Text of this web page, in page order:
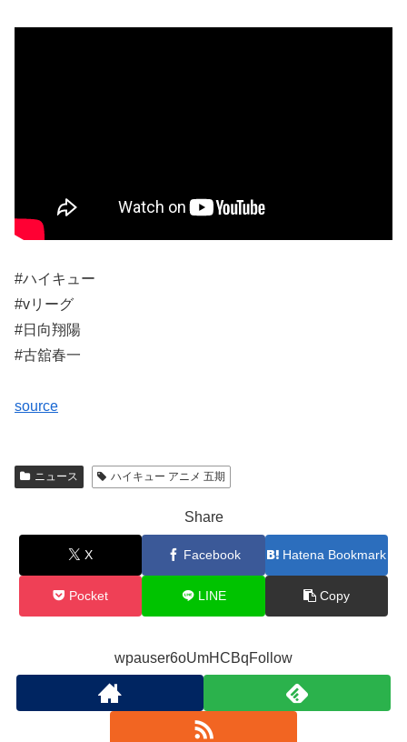
#ハイキュー
#vリーグ
#日向翔陽
#古舘春一
source
ニュース ハイキュー アニメ 五期
Share
X Facebook Hatena Bookmark
Pocket LINE Copy
wpauser6oUmHCBqFollow